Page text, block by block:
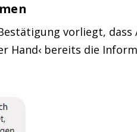
vorliegt, dass
Hand‹ bereits die